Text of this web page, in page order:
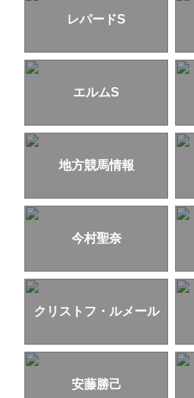
レパードS
エルムS
地方競馬情報
今村聖奈
クリストフ・ルメール
安藤勝己